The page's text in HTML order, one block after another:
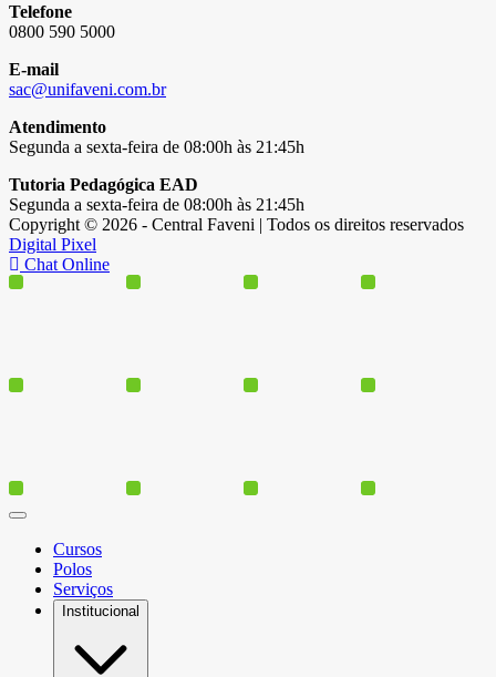
Telefone
0800 590 5000
E-mail
sac@unifaveni.com.br
Atendimento
Segunda a sexta-feira de 08:00h às 21:45h
Tutoria Pedagógica EAD
Segunda a sexta-feira de 08:00h às 21:45h
Copyright © 2026 - Central Faveni | Todos os direitos reservados
Digital Pixel
Chat Online
Cursos
Polos
Serviços
Institucional